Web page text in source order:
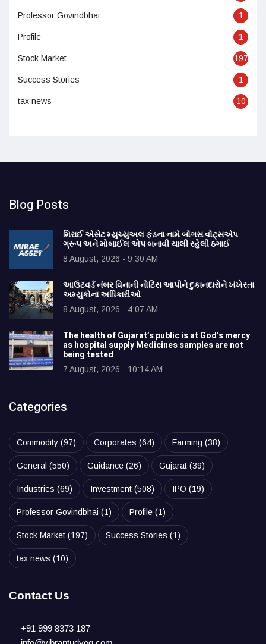
Professor Govindbhai 1
Profile 1
Stock Market 197
Success Stories 1
tax news 10
Blog Posts
મિરાઈ એસેટ મ્યુચ્યુઅલ ફંડના નામે બોગસ વોટ્સએપ
ગ્રૂપ અને મોબાઈલ એપ બનાવી ચાલી રહેલી ઠગાઈ
8 August, 2026 - 9:30 AM
આઉટવર્ડ નંબર વિનાની નોટિસ આપીને દુકાનદારોને ખંખેરતા
અમ્યુકોના અધિકારીઓ
8 August, 2026 - 4:07 AM
The health of Gujarat’s public is at God’s mercy
as hospital supply Medicines samples are not
being tested
7 August, 2026 - 10:14 AM
Categories
Commodity (97) Corporates (64) Farming (38)
General (550) Guidance (26) Gujarat (39)
Industries (69) Investment (508) IPO (19)
Professor Govindbhai (1) Profile (1)
Stock Market (197) Success Stories (1)
tax news (10)
Contact Us
+91 999 8373 187